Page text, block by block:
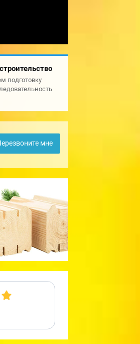
подготовку
мне